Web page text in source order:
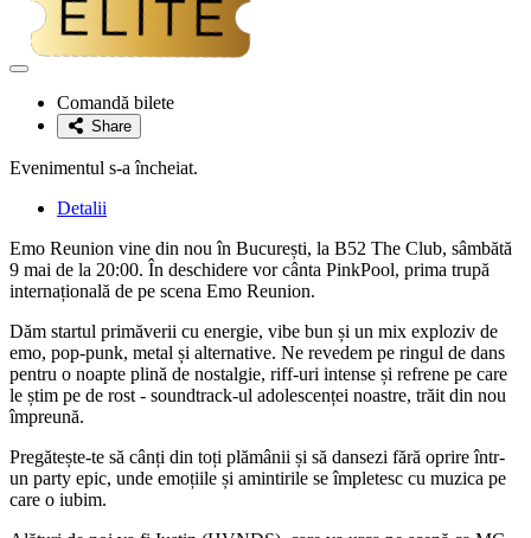
Adaugă
favoriteComandă bilete
Share
Evenimentul s-a încheiat.
Detalii
Emo Reunion vine din nou în București, la B52 The Club, sâmbătă
9 mai de la 20:00. În deschidere vor cânta PinkPool, prima trupă
internațională de pe scena Emo Reunion.
Dăm startul primăverii cu energie, vibe bun și un mix exploziv de
emo, pop-punk, metal și alternative. Ne revedem pe ringul de dans
pentru o noapte plină de nostalgie, riff-uri intense și refrene pe care
le știm pe de rost - soundtrack-ul adolescenței noastre, trăit din nou
împreună.
Pregătește-te să cânți din toți plămânii și să dansezi fără oprire într-
un party epic, unde emoțiile și amintirile se împletesc cu muzica pe
care o iubim.